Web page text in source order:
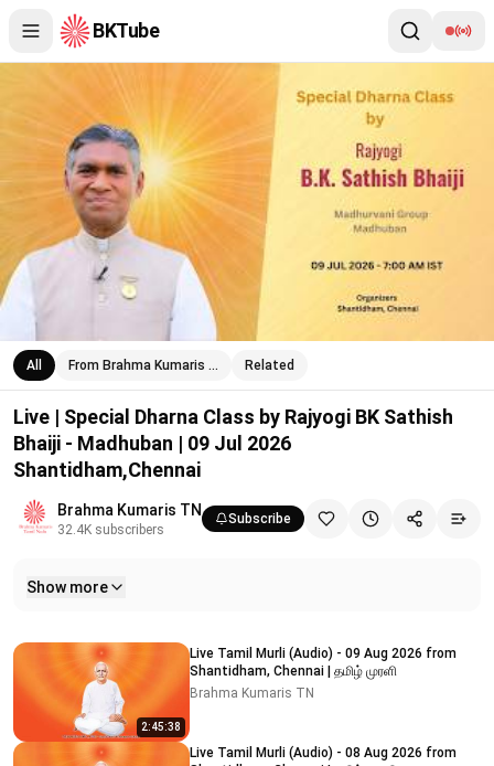
BKTube
All From Brahma Kumaris … Related
Live | Special Dharna Class by Rajyogi BK Sathish
Bhaiji - Madhuban | 09 Jul 2026
Shantidham,Chennai
Brahma Kumaris TN
32.4K subscribers
Subscribe
Show more
Related videos
2:45:38
Live Tamil Murli (Audio) - 09 Aug 2026 from
Shantidham, Chennai | தமிழ் முரளி
Brahma Kumaris TN
Live Tamil Murli (Audio) - 08 Aug 2026 from